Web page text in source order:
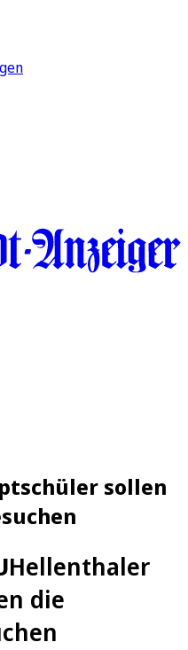
sollen
Hellenthaler
die